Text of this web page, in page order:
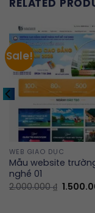
RELATED
Sale!
WEB GIÁO DỤC
Mẫu website
nghề 01
2.000.000₫ Original